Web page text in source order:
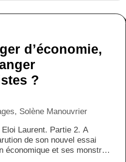
d’économie,
?
Solène Manouvrier
Laurent. Partie 2. A
de son nouvel essai
économique et ses monstres